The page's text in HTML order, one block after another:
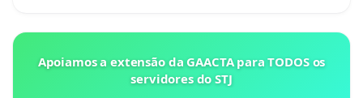
Apoiamos a extensão da GAACTA para TODOS os
servidores do STJ